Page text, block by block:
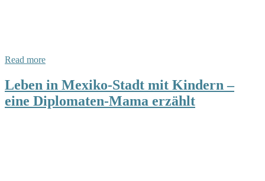
Read more
Leben in Mexiko-Stadt mit Kindern –
eine Diplomaten-Mama erzählt